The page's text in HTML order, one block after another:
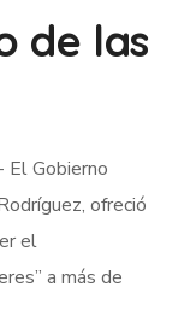
de las
El Gobierno
ofreció
el
a más de